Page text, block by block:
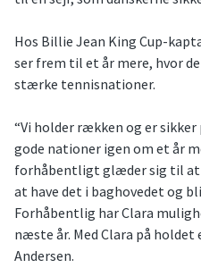
Hos Billie Jean King Cup-
ser frem til et år mere, hvor
stærke tennisnationer.
“Vi holder rækken og er
gode nationer igen om et år
forhåbentligt glæder sig til at
at have det i baghovedet og
Forhåbentlig har Clara
næste år. Med Clara på
Andersen.